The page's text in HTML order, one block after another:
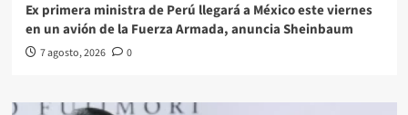
Ex primera ministra de Perú llegará a México este viernes
en un avión de la Fuerza Armada, anuncia Sheinbaum
7 agosto, 2026 0